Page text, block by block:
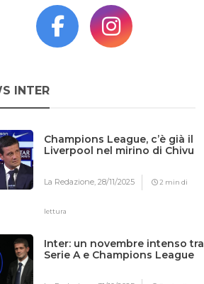
INTER
Champions League, c’è già il
Liverpool nel mirino di Chivu
La Redazione,28/11/2025 2 min di
lettura
Inter: un novembre intenso tra
Serie A e Champions League